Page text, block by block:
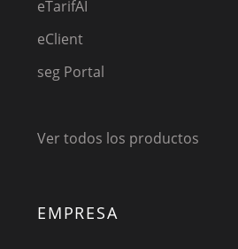
eTarifAI
eClient
seg Portal
Ver todos los productos
EMPRESA